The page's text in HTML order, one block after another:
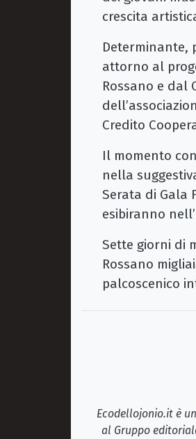
crescita
Determinante,
attorno al
Rossano e dal
Credito
Il momento
nella
Serata di Gala
esibiranno
Sette giorni di
Rossano
palcoscenico
Ecodellojonio.it è
al Gruppo